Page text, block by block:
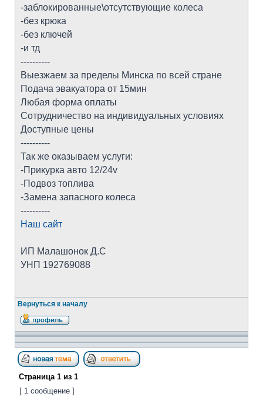
-заблокированные\отсутствующие колеса
-без крюка
-без ключей
-и тд
----------
Выезжаем за пределы Минска по всей стране
Подача эвакуатора от 15мин
Любая форма оплаты
Сотрудничество на индивидуальных условиях
Доступные цены
----------
Так же оказываем услуги:
-Прикурка авто 12/24v
-Подвоз топлива
-Замена запасного колеса
----------
Наш сайт
ИП Малашонок Д.С
УНП 192769088
Вернуться к началу
Страница 1 из 1
[ 1 сообщение ]